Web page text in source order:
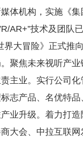
体机构，实施《
AR+”技术及团队
大冒险》正式推
聚焦未来视听产
主业。实行公司
志产品、名优特
业升级。着力打
大会、中拉互联网